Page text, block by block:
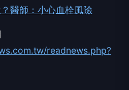
醫師：小心血栓風險
readnews.php?